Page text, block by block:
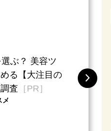
ぶ？ 美容ツ
る【大注目の
査 ［PR］
メ